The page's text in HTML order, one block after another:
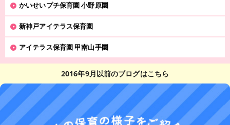
かいせいプチ保育園 小野原園
新神戸アイテラス保育園
アイテラス保育園 甲南山手園
2016年9月以前のブログはこちら